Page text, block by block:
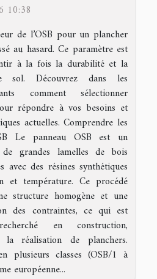
10:38
de l’OSB pour un plancher
au hasard. Ce paramètre est
à la fois la durabilité et la
sol. Découvrez dans les
comment sélectionner
répondre à vos besoins et
actuelles. Comprendre les
Le panneau OSB est un
grandes lamelles de bois
avec des résines synthétiques
et température. Ce procédé
structure homogène et une
des contraintes, ce qui est
en construction,
la réalisation de planchers.
plusieurs classes (OSB/1 à
européenne...